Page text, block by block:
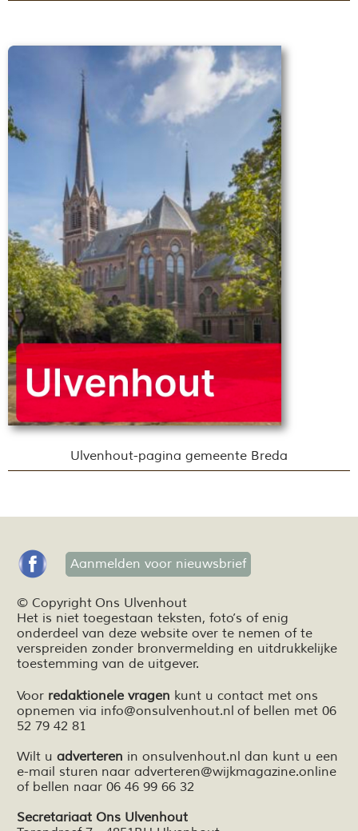
Ulvenhout-pagina gemeente Breda
Aanmelden voor nieuwsbrief
© Copyright Ons Ulvenhout
Het is niet toegestaan teksten, foto’s of enig
onderdeel van deze website over te nemen of te
verspreiden zonder bronvermelding en uitdrukkelijke
toestemming van de uitgever.
Voor redaktionele vragen kunt u contact met ons
opnemen via info@onsulvenhout.nl of bellen met 06
52 79 42 81
Wilt u adverteren in onsulvenhout.nl dan kunt u een
e-mail sturen naar adverteren@wijkmagazine.online
of bellen naar 06 46 99 66 32
Secretariaat Ons Ulvenhout